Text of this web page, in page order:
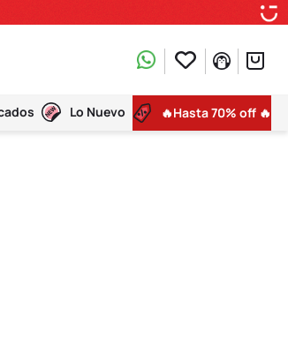
Lo Nuevo 🔥Hasta 70% off 🔥